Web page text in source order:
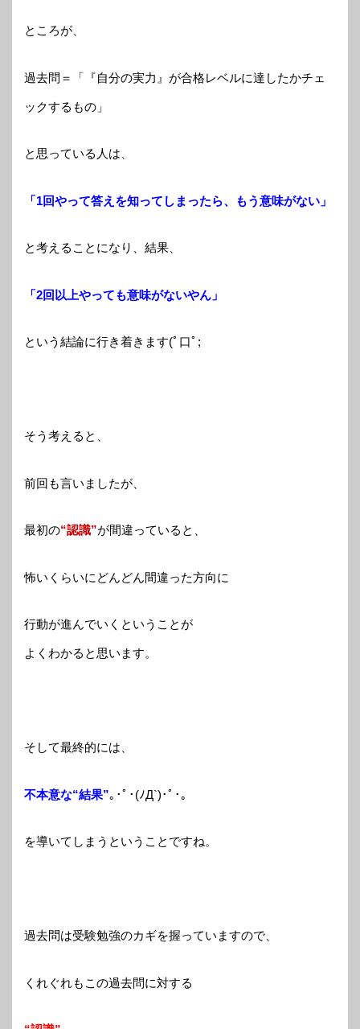
ところが、
過去問＝「『自分の実力』が合格レベルに達したかチェ
ックするもの」
と思っている人は、
「1回やって答えを知ってしまったら、もう意味がない」
と考えることになり、結果、
「2回以上やっても意味がないやん」
という結論に行き着きます(ﾟ口ﾟ;
そう考えると、
前回も言いましたが、
最初の“認識”が間違っていると、
怖いくらいにどんどん間違った方向に
行動が進んでいくということが
よくわかると思います。
そして最終的には、
不本意な“結果”｡･ﾟ･(ﾉД`)･ﾟ･｡
を導いてしまうということですね。
過去問は受験勉強のカギを握っていますので、
くれぐれもこの過去問に対する